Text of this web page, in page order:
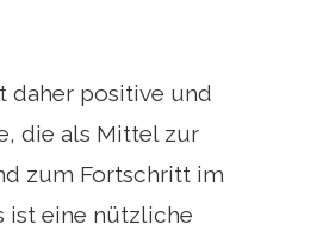
daher positive und
die als Mittel zur
zum Fortschritt im
ist eine nützliche